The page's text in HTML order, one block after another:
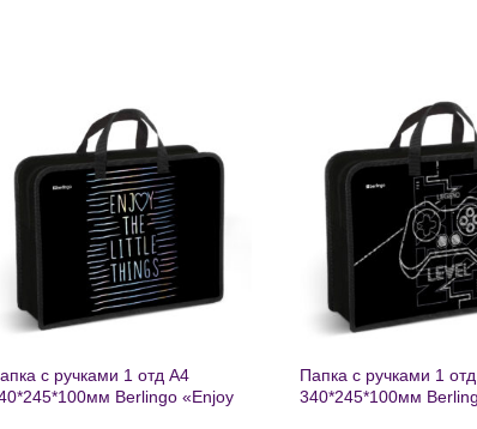
Добавить
в список
желаний
с ручками 1 отд А4
Berlingo «Enjoy
Папка с ручками 1
340*245*100мм